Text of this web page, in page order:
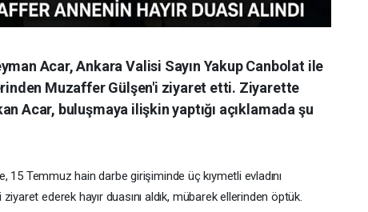
Acar, Ankara Valisi Sayın Yakup Canbolat ile
Muzaffer Gülşen'i ziyaret etti. Ziyarette
Acar, buluşmaya ilişkin yaptığı açıklamada şu
15 Temmuz hain darbe girişiminde üç kıymetli evladını
ederek hayır duasını aldık, mübarek ellerinden öptük.